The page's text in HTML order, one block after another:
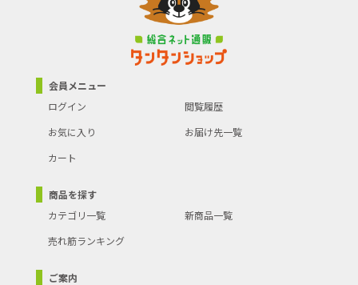
会員メニュー
ログイン
閲覧履歴
お気に入り
お届け先一覧
カート
商品を探す
カテゴリ一覧
新商品一覧
売れ筋ランキング
ご案内